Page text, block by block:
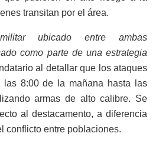
transitan por el área.
ubicado entre ambas
como parte de una estrategia
al detallar que los ataques
las 8:00 de la mañana hasta las
armas de alto calibre. Se
al destacamento, a diferencia
conflicto entre poblaciones.